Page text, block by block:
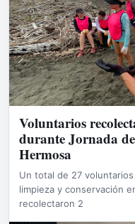
Voluntarios
durante Jornada
Hermosa
Un total de 27
limpieza y conservación
recolectaron 2